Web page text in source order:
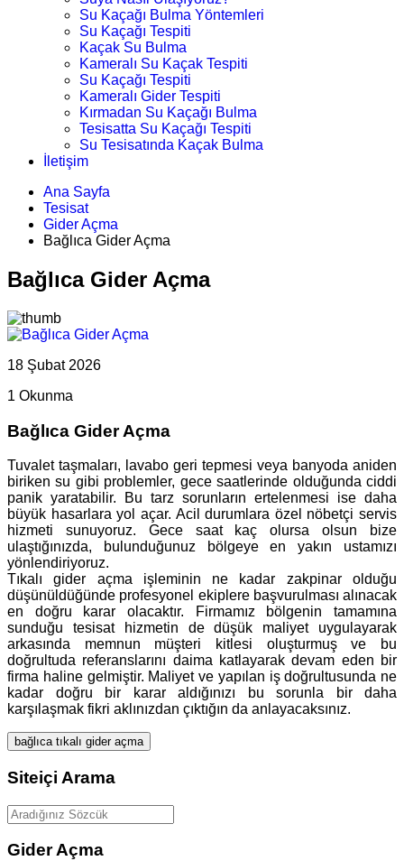
Su Kaçağı Bulma Yöntemleri
Su Kaçağı Tespiti
Kaçak Su Bulma
Kameralı Su Kaçak Tespiti
Su Kaçağı Tespiti
Kameralı Gider Tespiti
Kırmadan Su Kaçağı Bulma
Tesisatta Su Kaçağı Tespiti
Su Tesisatında Kaçak Bulma
İletişim
Ana Sayfa
Tesisat
Gider Açma
Bağlıca Gider Açma
Bağlıca Gider Açma
18 Şubat 2026
1 Okunma
Bağlıca Gider Açma
Tuvalet taşmaları, lavabo geri tepmesi veya banyoda aniden
biriken su gibi problemler, gece saatlerinde olduğunda ciddi
panik yaratabilir. Bu tarz sorunların ertelenmesi ise daha
büyük hasarlara yol açar. Acil durumlara özel nöbetçi servis
hizmeti sunuyoruz. Gece saat kaç olursa olsun bize
ulaştığınızda, bulunduğunuz bölgeye en yakın ustamızı
yönlendiriyoruz.
Tıkalı gider açma işleminin ne kadar zakpinar olduğu
düşünüldüğünde profesyonel ekiplere başvurulması alınacak
en doğru karar olacaktır. Firmamız bölgenin tamamına
sunduğu tesisat hizmetin de düşük maliyet uygulayarak
arkasında memnun müşteri kitlesi oluşturmuş ve bu
doğrultuda referanslarını daima katlayarak devam eden bir
firma haline gelmiştir. Maliyet ve yapılan iş doğrultusunda ne
kadar doğru bir karar aldığınızı bu sorunla bir daha
karşılaşmak fikri aklınızdan çıktığın da anlayacaksınız.
bağlıca tıkalı gider açma
Siteiçi Arama
Gider Açma